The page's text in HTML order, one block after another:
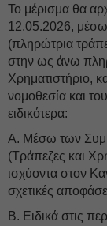
Το μέρισμα θα
12.05.2026,
(πληρώτρια
στην ως άνω
Χρηματιστήριο,
νομοθεσία και
ειδικότερα:
Α. Μέσω των
(Τράπεζες και
ισχύοντα στον
σχετικές
Β. Ειδικά στις